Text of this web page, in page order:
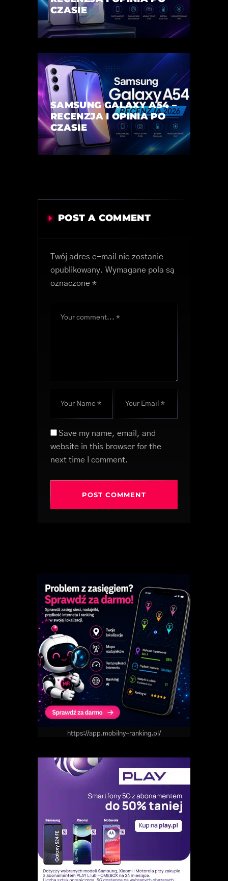
CZASIE
SAMSUNG GALAXY A54 –
RECENZJA I OPINIA PO
CZASIE
POST A COMMENT
Twój adres e-mail nie zostanie
opublikowany. Wymagane pola są
oznaczone *
Save my name, email, and
website in this browser for the
next time I comment.
https://app.mobilny-ranking.pl/